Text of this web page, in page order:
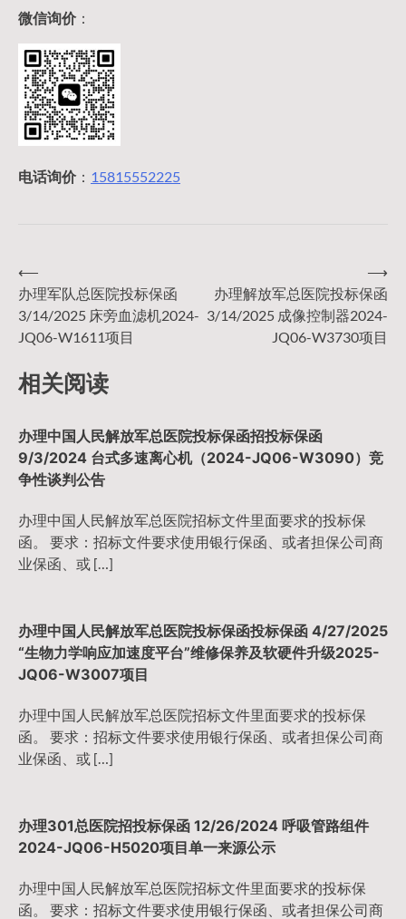
微信询价：
电话询价： 15815552225
文
章
导
航
⟵
办理军队总医院投标保函
3/14/2025 床旁血滤机2024-
JQ06-W1611项目
办理解放军总医院投标保函
3/14/2025 成像控制器2024-
JQ06-W3730项目
⟶
相关阅读
办理中国人民解放军总医院投标保函招投标保函
9/3/2024 台式多速离心机（2024-JQ06-W3090）竞
争性谈判公告
办理中国人民解放军总医院招标文件里面要求的投标保
函。 要求：招标文件要求使用银行保函、或者担保公司商
业保函、或 […]
办理中国人民解放军总医院投标保函投标保函 4/27/2025
“生物力学响应加速度平台”维修保养及软硬件升级2025-
JQ06-W3007项目
办理中国人民解放军总医院招标文件里面要求的投标保
函。 要求：招标文件要求使用银行保函、或者担保公司商
业保函、或 […]
办理301总医院招投标保函 12/26/2024 呼吸管路组件
2024-JQ06-H5020项目单一来源公示
办理中国人民解放军总医院招标文件里面要求的投标保
函。 要求：招标文件要求使用银行保函、或者担保公司商